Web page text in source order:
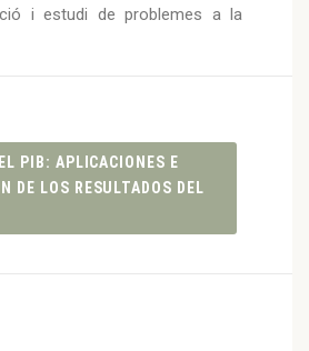
i estudi de problemes a la
PIB: APLICACIONES E
DE LOS RESULTADOS DEL